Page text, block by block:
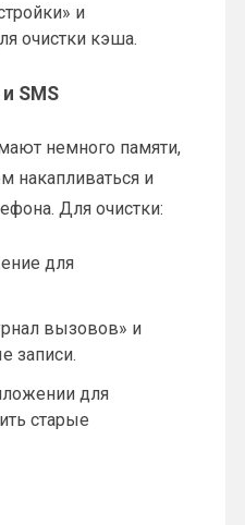
и
очистки кэша.
SMS
немного памяти,
накапливаться и
Для очистки:
для
вызовов» и
записи.
для
старые